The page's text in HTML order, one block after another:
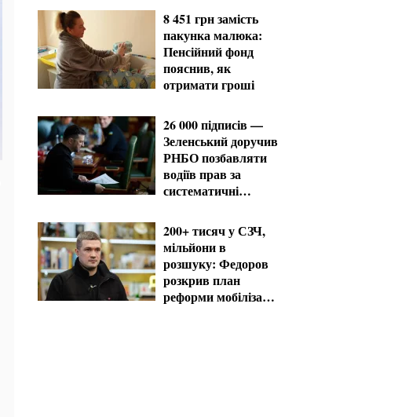
Запорізький та
Покровський
напрямки
8 451 грн замість
пакунка малюка:
Пенсійний фонд
пояснив, як
отримати гроші
26 000 підписів —
Зеленський доручив
РНБО позбавляти
водіїв прав за
систематичні
200+ тисяч у СЗЧ,
мільйони в
розшуку: Федоров
розкрив план
реформи мобілізації